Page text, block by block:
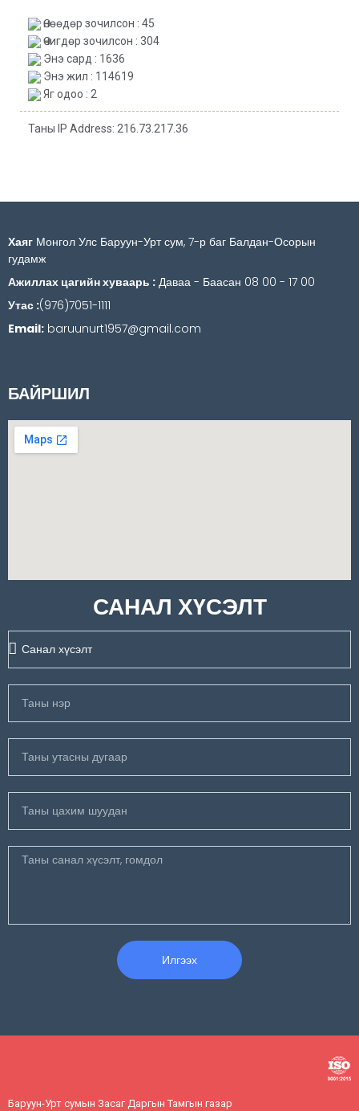
Өнөөдөр зочилсон : 45
Өчигдөр зочилсон : 304
Энэ сард : 1636
Энэ жил : 114619
Яг одоо : 2
Таны IP Address: 216.73.217.36
Хаяг Монгол Улс Баруун-Урт сум, 7-р баг Балдан-Осорын
гудамж
Ажиллах цагийн хуваарь : Даваа - Баасан 08 00 - 17 00
Утас :(976)7051-1111
Email: baruunurt1957@gmail.com
БАЙРШИЛ
САНАЛ ХҮСЭЛТ
Илгээх
Баруун-Урт сумын Засаг Даргын Тамгын газар